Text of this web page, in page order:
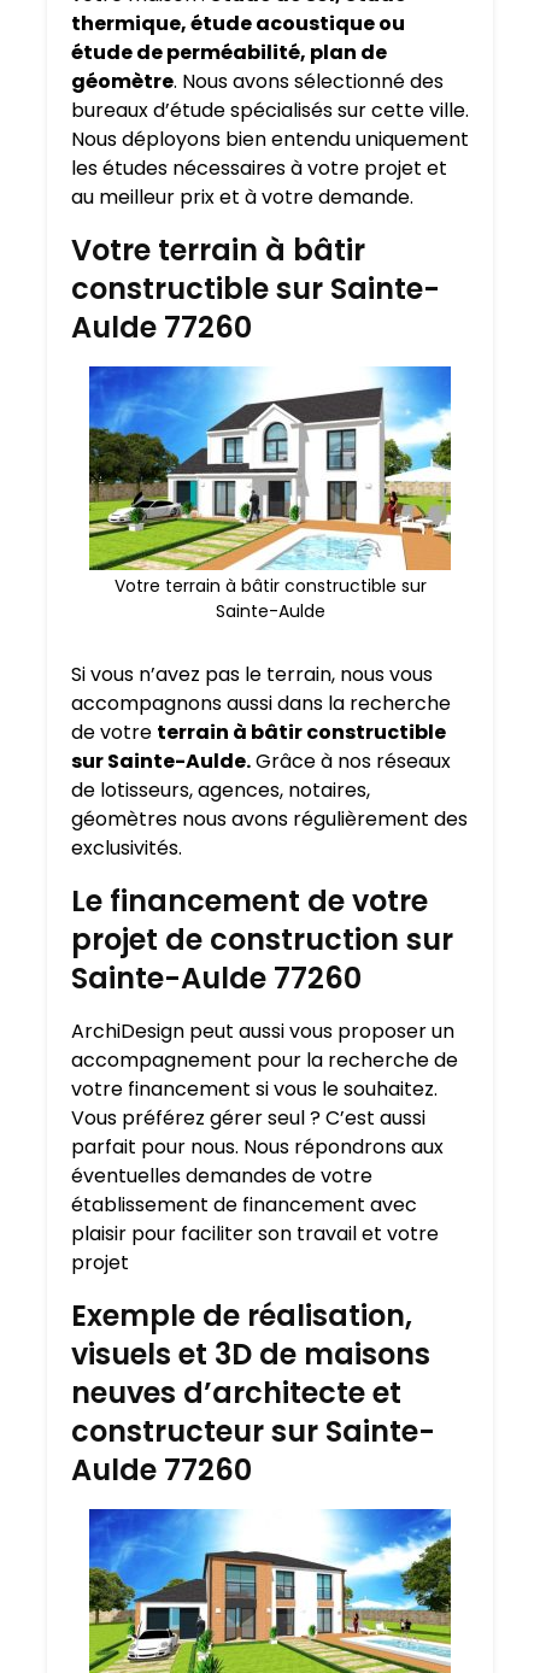
thermique, étude acoustique ou
étude de perméabilité, plan de
géomètre. Nous avons sélectionné des
bureaux d’étude spécialisés sur cette ville.
Nous déployons bien entendu uniquement
les études nécessaires à votre projet et
au meilleur prix et à votre demande.
Votre terrain à bâtir
constructible sur Sainte-
Aulde 77260
Votre terrain à bâtir constructible sur
Sainte-Aulde
Si vous n’avez pas le terrain, nous vous
accompagnons aussi dans la recherche
de votre terrain à bâtir constructible
sur Sainte-Aulde.Grâce à nos réseaux
de lotisseurs, agences, notaires,
géomètres nous avons régulièrement des
exclusivités.
Le financement de votre
projet de construction sur
Sainte-Aulde 77260
ArchiDesign peut aussi vous proposer un
accompagnement pour la recherche de
votre financement si vous le souhaitez.
Vous préférez gérer seul ? C’est aussi
parfait pour nous. Nous répondrons aux
éventuelles demandes de votre
établissement de financement avec
plaisir pour faciliter son travail et votre
projet
Exemple de réalisation,
visuels et 3D de maisons
neuves d’architecte et
constructeur sur Sainte-
Aulde 77260